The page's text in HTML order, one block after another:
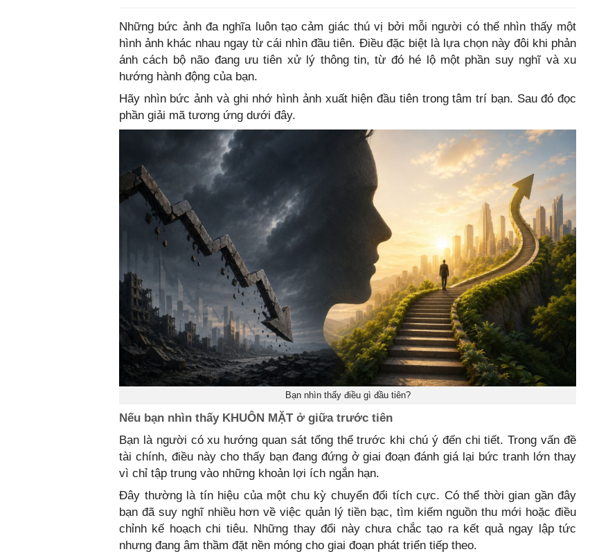
Những bức ảnh đa nghĩa luôn tạo cảm giác thú vị bởi mỗi người có thể nhìn thấy một
hình ảnh khác nhau ngay từ cái nhìn đầu tiên. Điều đặc biệt là lựa chọn này đôi khi phản
ánh cách bộ não đang ưu tiên xử lý thông tin, từ đó hé lộ một phần suy nghĩ và xu
hướng hành động của bạn.
Hãy nhìn bức ảnh và ghi nhớ hình ảnh xuất hiện đầu tiên trong tâm trí bạn. Sau đó đọc
phần giải mã tương ứng dưới đây.
Bạn nhìn thấy điều gì đầu tiên?
Nếu bạn nhìn thấy KHUÔN MẶT ở giữa trước tiên
Bạn là người có xu hướng quan sát tổng thể trước khi chú ý đến chi tiết. Trong vấn đề
tài chính, điều này cho thấy bạn đang đứng ở giai đoạn đánh giá lại bức tranh lớn thay
vì chỉ tập trung vào những khoản lợi ích ngắn hạn.
Đây thường là tín hiệu của một chu kỳ chuyển đổi tích cực. Có thể thời gian gần đây
bạn đã suy nghĩ nhiều hơn về việc quản lý tiền bạc, tìm kiếm nguồn thu mới hoặc điều
chỉnh kế hoạch chi tiêu. Những thay đổi này chưa chắc tạo ra kết quả ngay lập tức
nhưng đang âm thầm đặt nền móng cho giai đoạn phát triển tiếp theo.